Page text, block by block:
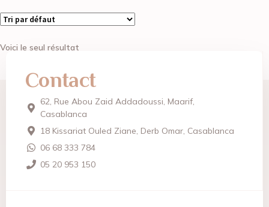
Voici le seul résultat
Contact
62, Rue Abou Zaid Addadoussi, Maarif,
Casablanca
18 Kissariat Ouled Ziane, Derb Omar, Casablanca
06 68 333 784
05 20 953 150